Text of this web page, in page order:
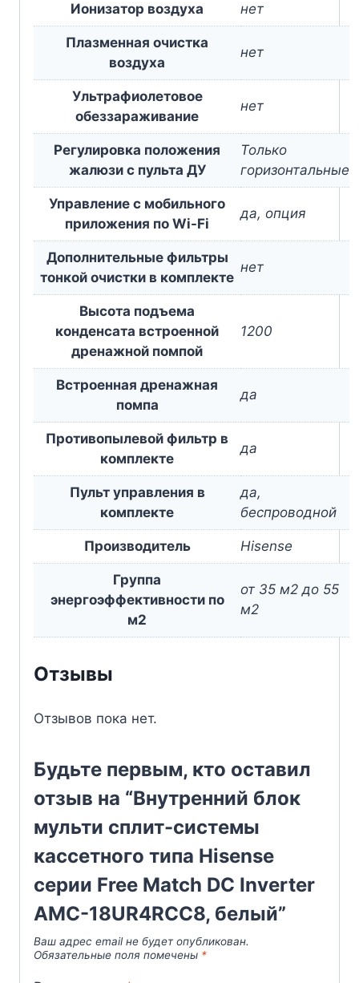
Ионизатор воздуха нет
Плазменная очистка
воздуха
нет
Ультрафиолетовое
обеззараживание
нет
Регулировка положения
жалюзи с пульта ДУ
Только
горизонтальные
Управление c мобильного
приложения по Wi-Fi
да, опция
Дополнительные фильтры
тонкой очистки в комплекте
нет
Высота подъема
конденсата встроенной
дренажной помпой
1200
Встроенная дренажная
помпа
да
Противопылевой фильтр в
комплекте
да
Пульт управления в
комплекте
да,
беспроводной
Производитель Hisense
Группа
энергоэффективности по
м2
от 35 м2 до 55
м2
Отзывы
Отзывов пока нет.
Будьте первым, кто оставил
отзыв на “Внутренний блок
мульти сплит-системы
кассетного типа Hisense
серии Free Match DC Inverter
AMC-18UR4RCC8, белый”
Ваш адрес email не будет опубликован.
Обязательные поля помечены *